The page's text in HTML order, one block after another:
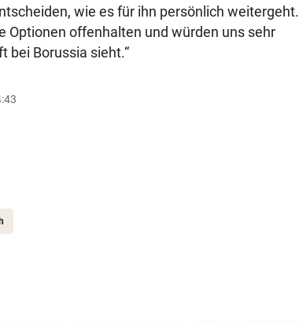
wie es für ihn persönlich weitergeht.
Optionen offenhalten und würden uns sehr
bei Borussia sieht.“